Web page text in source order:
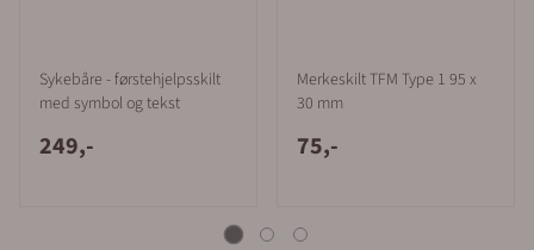
Sykebåre - førstehjelpsskilt
med symbol og tekst
249,-
Merkeskilt TFM Type 1 95 x
30 mm
75,-